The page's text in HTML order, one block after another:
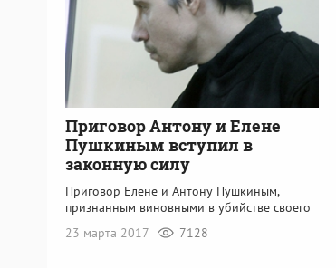
Приговор Антону и Елене
Пушкиным вступил в
законную силу
Приговор Елене и Антону Пушкиным,
признанным виновными в убийстве своего
23 марта 2017
7128